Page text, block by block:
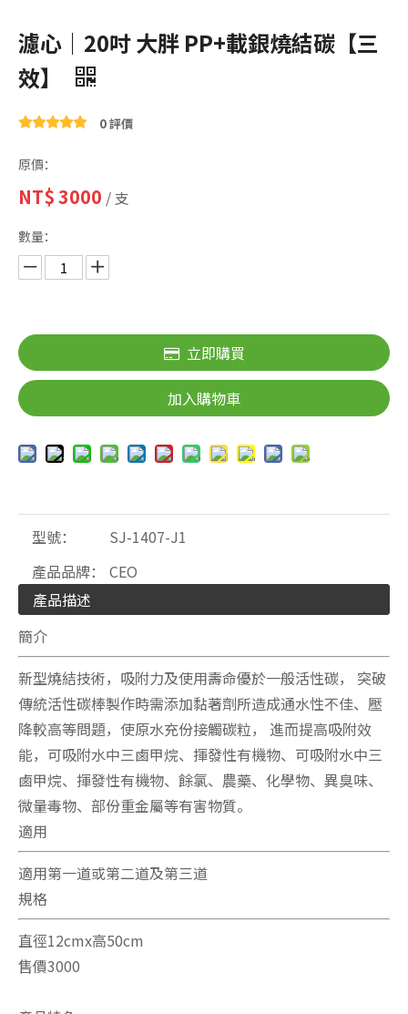
濾心｜20吋 大胖 PP+載銀燒結碳【三
效】
0 評價
原價：
NT$3000 / 支
數量：
立即購買
加入購物車
型號：
SJ-1407-J1
產品品牌：
CEO
產品描述
簡介
新型燒結技術，吸附力及使用壽命優於一般活性碳， 突破
傳統活性碳棒製作時需添加黏著劑所造成通水性不佳、壓
降較高等問題，使原水充份接觸碳粒， 進而提高吸附效
能，可吸附水中三鹵甲烷、揮發性有機物、可吸附水中三
鹵甲烷、揮發性有機物、餘氯、農藥、化學物、異臭味、
微量毒物、部份重金屬等有害物質。
適用
適用第一道或第二道及第三道
規格
直徑12cmx高50cm
售價3000